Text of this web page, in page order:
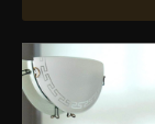
УСЛУГИ